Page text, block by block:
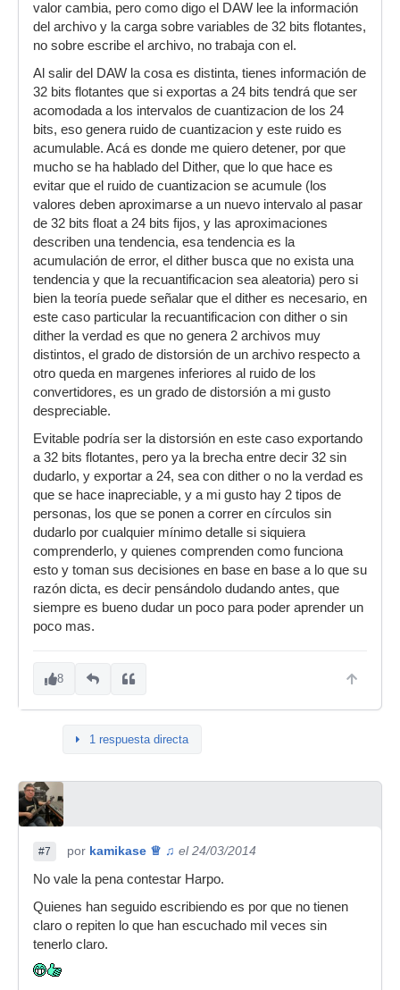
valor cambia, pero como digo el DAW lee la información
del archivo y la carga sobre variables de 32 bits flotantes,
no sobre escribe el archivo, no trabaja con el.
Al salir del DAW la cosa es distinta, tienes información de
32 bits flotantes que si exportas a 24 bits tendrá que ser
acomodada a los intervalos de cuantizacion de los 24
bits, eso genera ruido de cuantizacion y este ruido es
acumulable. Acá es donde me quiero detener, por que
mucho se ha hablado del Dither, que lo que hace es
evitar que el ruido de cuantizacion se acumule (los
valores deben aproximarse a un nuevo intervalo al pasar
de 32 bits float a 24 bits fijos, y las aproximaciones
describen una tendencia, esa tendencia es la
acumulación de error, el dither busca que no exista una
tendencia y que la recuantificacion sea aleatoria) pero si
bien la teoría puede señalar que el dither es necesario, en
este caso particular la recuantificacion con dither o sin
dither la verdad es que no genera 2 archivos muy
distintos, el grado de distorsión de un archivo respecto a
otro queda en margenes inferiores al ruido de los
convertidores, es un grado de distorsión a mi gusto
despreciable.
Evitable podría ser la distorsión en este caso exportando
a 32 bits flotantes, pero ya la brecha entre decir 32 sin
dudarlo, y exportar a 24, sea con dither o no la verdad es
que se hace inapreciable, y a mi gusto hay 2 tipos de
personas, los que se ponen a correr en círculos sin
dudarlo por cualquier mínimo detalle si siquiera
comprenderlo, y quienes comprenden como funciona
esto y toman sus decisiones en base en base a lo que su
razón dicta, es decir pensándolo dudando antes, que
siempre es bueno dudar un poco para poder aprender un
poco mas.
8
1 respuesta directa
#7 por kamikase ♕ ♫ el 24/03/2014
No vale la pena contestar Harpo.
Quienes han seguido escribiendo es por que no tienen
claro o repiten lo que han escuchado mil veces sin
tenerlo claro.